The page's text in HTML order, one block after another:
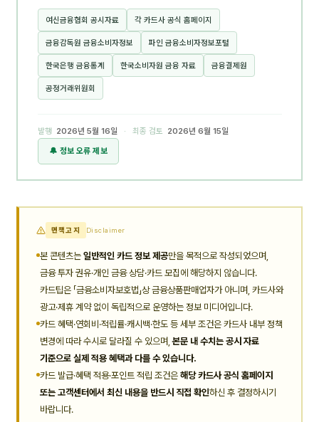
여신금융협회 공시자료 각 카드사 공식 홈페이지
금융감독원 금융소비자정보 파인 금융소비자정보포털
한국은행 금융통계 한국소비자원 금융 자료 금융결제원
공정거래위원회
발행 2026년 5월 16일 · 최종 검토
2026년 6월 15일
🔔 정보 오류 제보
면책고지 Disclaimer
본 콘텐츠는 일반적인 카드 정보 제공만을 목적으로 작성되었으며,
금융 투자 권유·개인 금융 상담·카드 모집에 해당하지 않습니다.
카드팁은 「금융소비자보호법」상 금융상품판매업자가 아니며, 카드사와
광고·제휴 계약 없이 독립적으로 운영하는 정보 미디어입니다.
카드 혜택·연회비·적립률·캐시백·한도 등 세부 조건은 카드사 내부 정책
변경에 따라 수시로 달라질 수 있으며,본문 내 수치는 공시 자료
기준으로 실제 적용 혜택과 다를 수 있습니다.
카드 발급·혜택 적용·포인트 적립 조건은 해당 카드사 공식 홈페이지
또는 고객센터에서 최신 내용을 반드시 직접 확인하신 후 결정하시기
바랍니다.